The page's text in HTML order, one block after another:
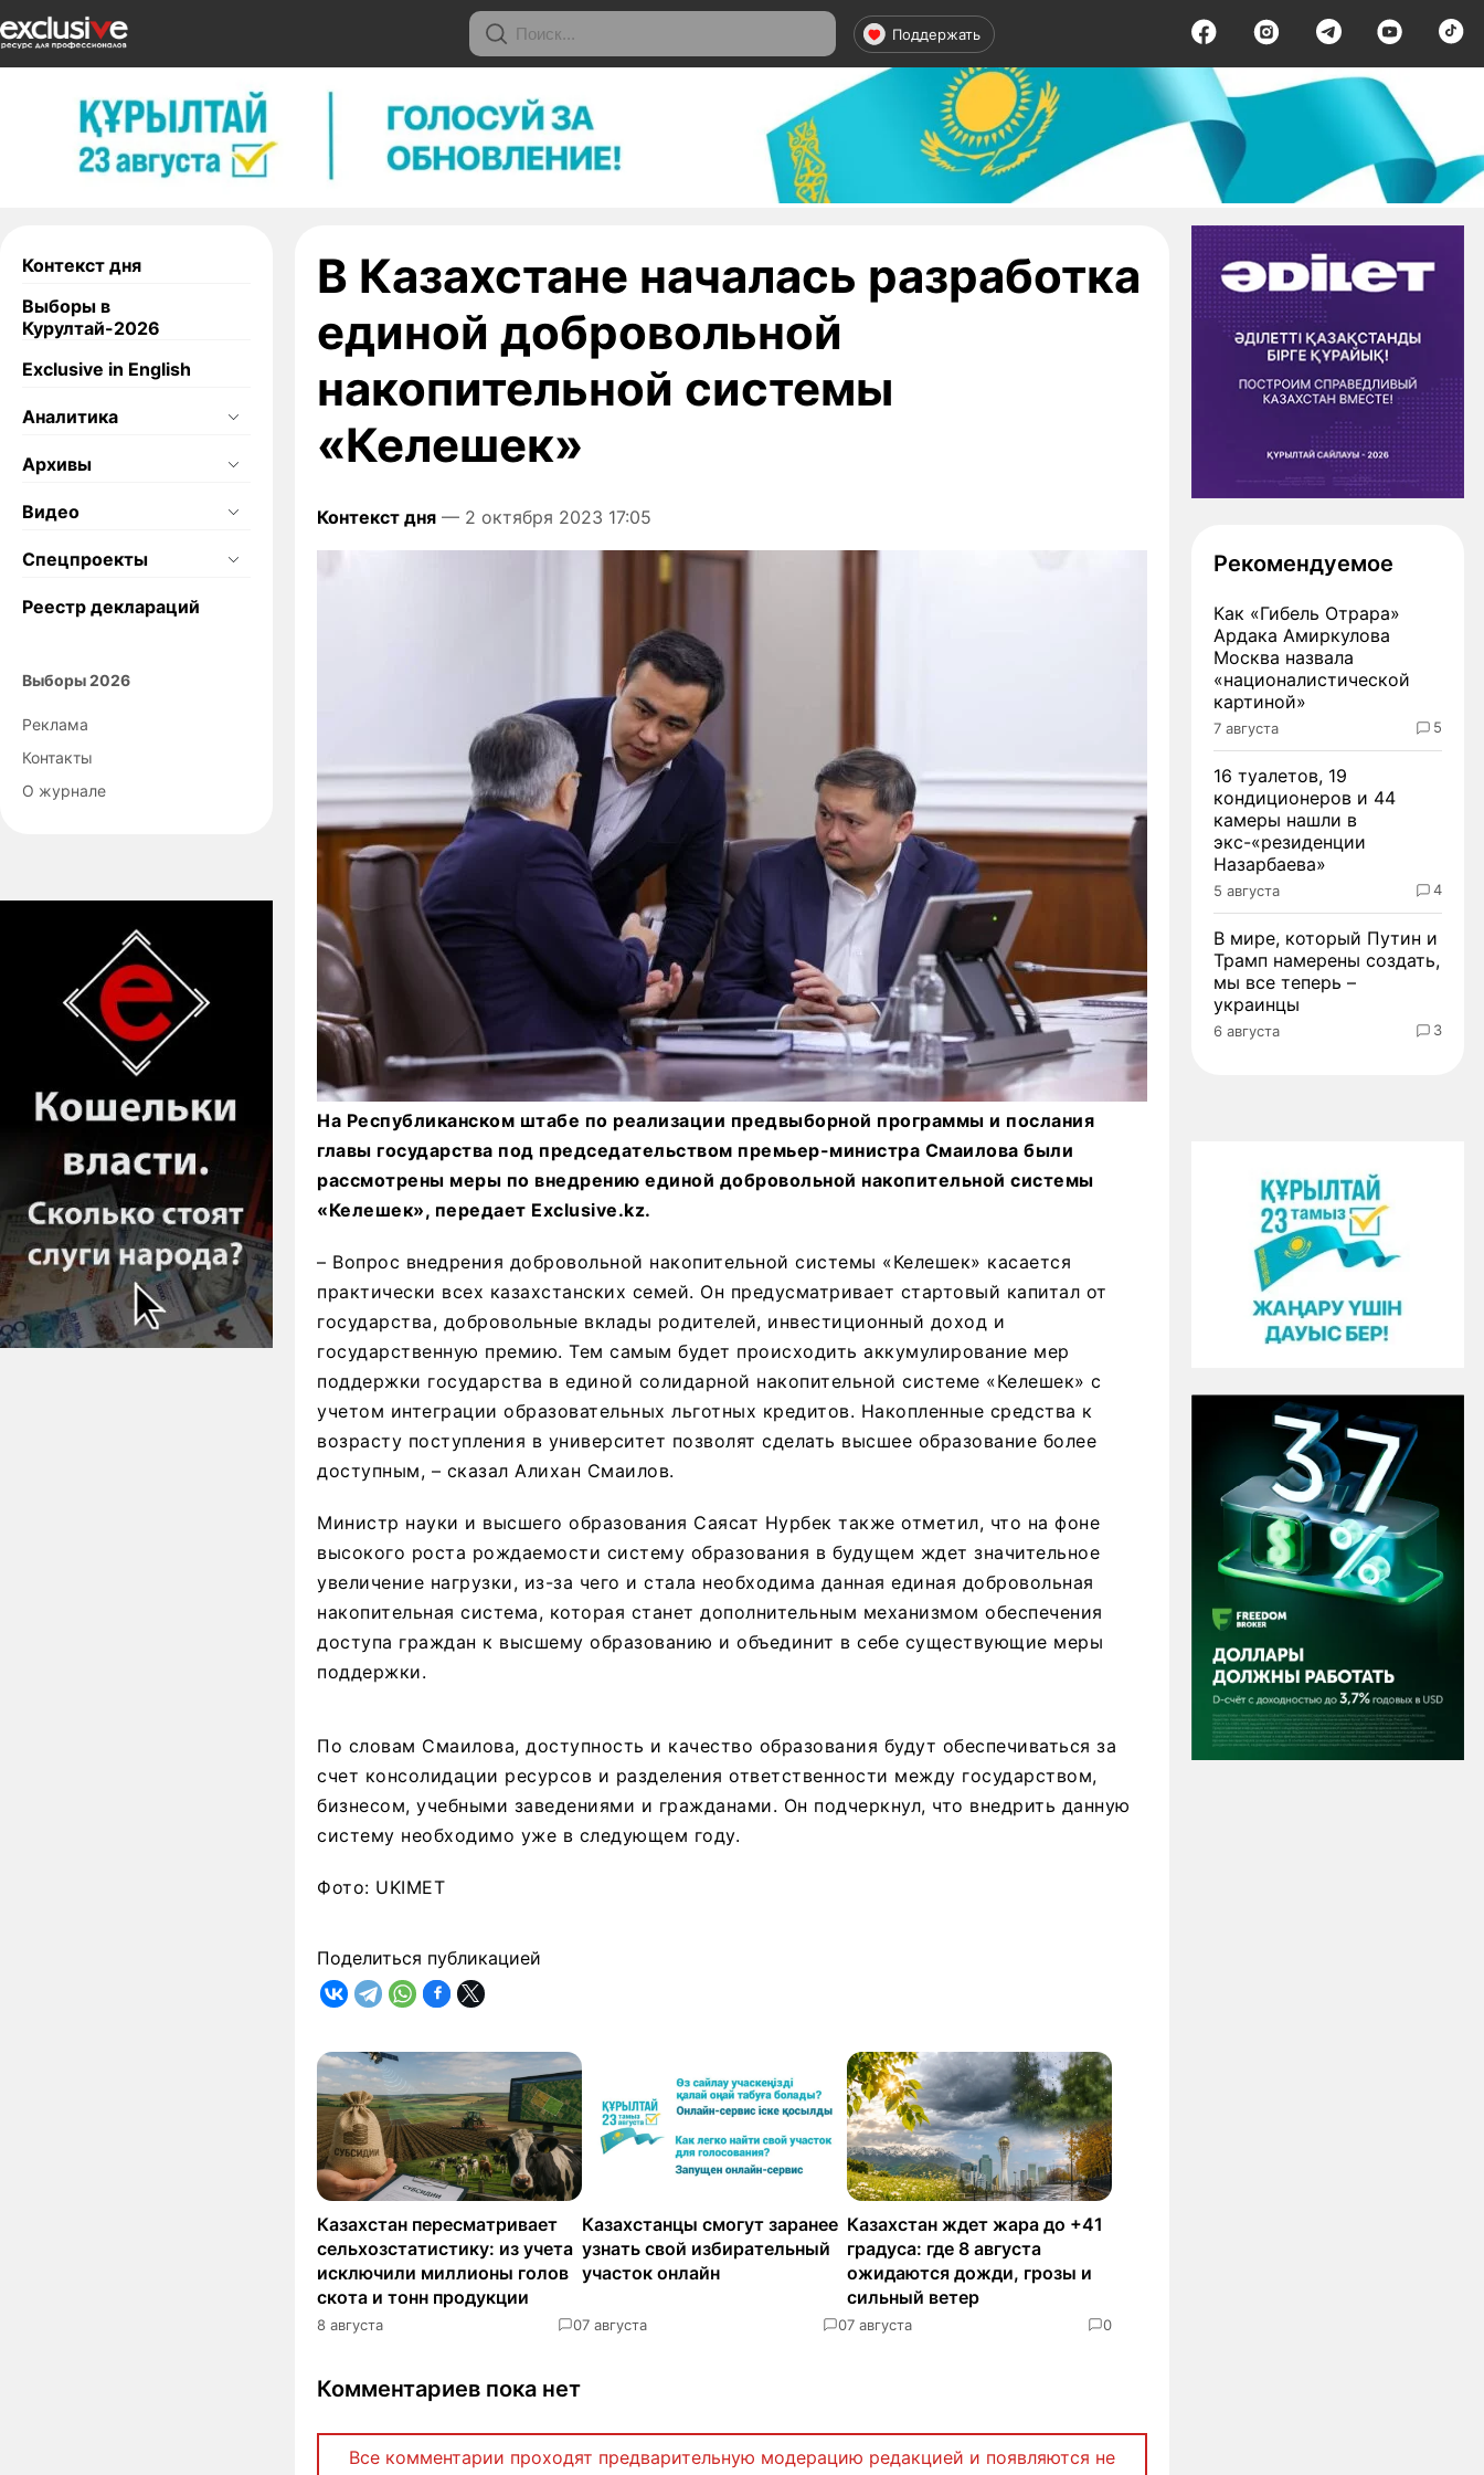
Поддержать
Контекст дня
Выборы в
Курултай-2026
Exclusive in English
Аналитика
Архивы
Видео
Спецпроекты
Реестр деклараций
Выборы 2026
Реклама
Контакты
О журнале
В Казахстане началась разработка
единой добровольной
накопительной системы
«Келешек»
Контекст дня — 2 октября 2023 17:05
На Республиканском штабе по реализации предвыборной программы и послания
главы государства под председательством премьер-министра Смаилова были
рассмотрены меры по внедрению единой добровольной накопительной системы
«Келешек», передает Exclusive.kz.
– Вопрос внедрения добровольной накопительной системы «Келешек» касается
практически всех казахстанских семей. Он предусматривает стартовый капитал от
государства, добровольные вклады родителей, инвестиционный доход и
государственную премию. Тем самым будет происходить аккумулирование мер
поддержки государства в единой солидарной накопительной системе «Келешек» с
учетом интеграции образовательных льготных кредитов. Накопленные средства к
возрасту поступления в университет позволят сделать высшее образование более
доступным, – сказал Алихан Смаилов.
Министр науки и высшего образования Саясат Нурбек также отметил, что на фоне
высокого роста рождаемости систему образования в будущем ждет значительное
увеличение нагрузки, из-за чего и стала необходима данная единая добровольная
накопительная система, которая станет дополнительным механизмом обеспечения
доступа граждан к высшему образованию и объединит в себе существующие меры
поддержки.
По словам Смаилова, доступность и качество образования будут обеспечиваться за
счет консолидации ресурсов и разделения ответственности между государством,
бизнесом, учебными заведениями и гражданами. Он подчеркнул, что внедрить данную
систему необходимо уже в следующем году.
Фото: UKIMET
Поделиться публикацией
Казахстан пересматривает
сельхозстатистику: из учета
исключили миллионы голов
скота и тонн продукции
8 августа 0
Казахстанцы смогут заранее
узнать свой избирательный
участок онлайн
7 августа 0
Казахстан ждет жара до +41
градуса: где 8 августа
ожидаются дожди, грозы и
сильный ветер
7 августа 0
Комментариев пока нет
Все комментарии проходят предварительную модерацию редакцией и появляются не
Рекомендуемое
Как «Гибель Отрара»
Ардака Амиркулова
Москва назвала
«националистической
картиной»
7 августа 5
16 туалетов, 19
кондиционеров и 44
камеры нашли в
экс-«резиденции
Назарбаева»
5 августа 4
В мире, который Путин и
Трамп намерены создать,
мы все теперь –
украинцы
6 августа 3